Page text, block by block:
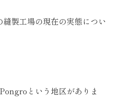
製工場の現在の実態につい
という地区がありま